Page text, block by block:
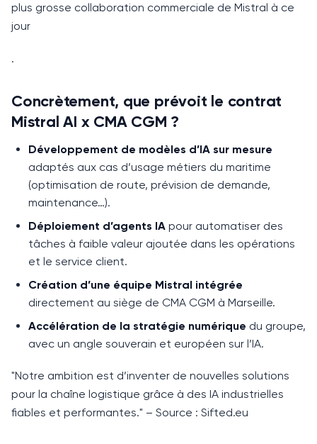
plus grosse collaboration commerciale de Mistral à ce
jour
.
Concrètement, que prévoit le contrat
Mistral AI x CMA CGM ?
Développement de modèles d’IA sur mesure
adaptés aux cas d’usage métiers du maritime
(optimisation de route, prévision de demande,
maintenance…).
Déploiement d’agents IA pour automatiser des
tâches à faible valeur ajoutée dans les opérations
et le service client.
Création d’une équipe Mistral intégrée
directement au siège de CMA CGM à Marseille.
Accélération de la stratégie numérique du groupe,
avec un angle souverain et européen sur l’IA.
"Notre ambition est d’inventer de nouvelles solutions
pour la chaîne logistique grâce à des IA industrielles
fiables et performantes." – Source : Sifted.eu